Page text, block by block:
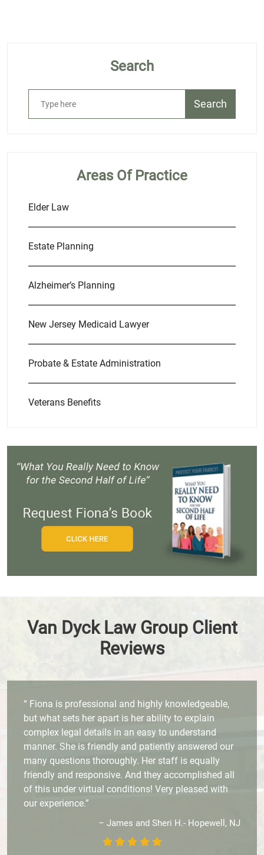
Search
Search
Areas Of Practice
Elder Law
Estate Planning
Alzheimer’s Planning
New Jersey Medicaid Lawyer
Probate & Estate Administration
Veterans Benefits
Van Dyck Law Group Client
Reviews
“ Fiona is professional and highly knowledgeable,
but what sets her apart is her ability to explain
complex legal details in an easy to understand
manner. She is friendly and patiently answered our
many questions thoroughly. Her staff is equally
friendly and responsive. And they accomplished all
of this under virtual conditions! Very pleased with
our experience.”
– James and Sheri H.- Hopewell, NJ